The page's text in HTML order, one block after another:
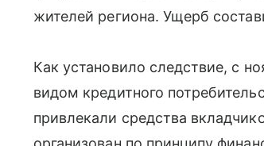
жителей региона. Ущерб
Как установило следствие, с
видом кредитного
привлекали средства